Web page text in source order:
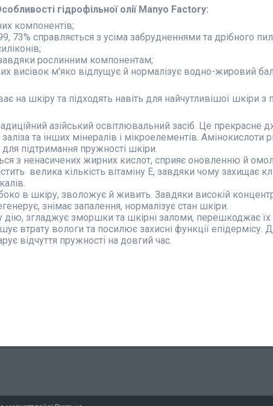
гідрофільної олії Manyo Factory:
компонентів;
73% справляється з усіма забрудненнями та дрібного
рослинним компонентам;
висівок м'яко відлущує й нормалізує водно-жировий
на шкіру та підходять навіть для найчутливішої шкіри з
азійський освітлювальний засіб. Це прекрасне
та інших мінералів і мікроелементів. Амінокислоти
підтримання пружності шкіри.
з ненасичених жирних кислот, сприяє оновленню й
велика кількість вітаміну Е, завдяки чому захищає
в шкіру, зволожує й живить. Завдяки високій
знімає запалення, нормалізує стан шкіри.
дію, згладжує зморшки та шкірні заломи, перешкоджає їх
втрату вологи та посилює захисні функції епідермісу.
відчуття пружності на довгий час.